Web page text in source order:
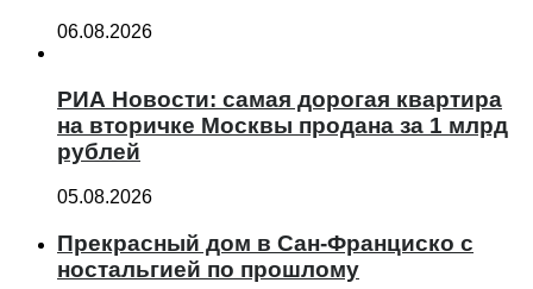
06.08.2026
РИА Новости: самая дорогая квартира
на вторичке Москвы продана за 1 млрд
рублей
05.08.2026
Прекрасный дом в Сан-Франциско с
ностальгией по прошлому